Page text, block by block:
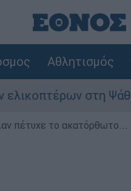
Αθλητισμός
στη Ψάθα
πέτυχε το ακατόρθωτο...